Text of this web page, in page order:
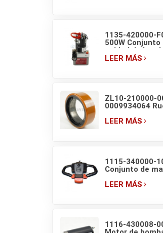
1135-420000-
500W Conjunto
unidad de bomba
hidráulica EP F4
LEER MÁS
ZL10-210000-
0009934064
transpaleta
LEER MÁS
1115-340000-
Conjunto de
interruptores de
LEER MÁS
1116-430008-